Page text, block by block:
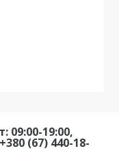
09:00-19:00,
(67) 440-18-